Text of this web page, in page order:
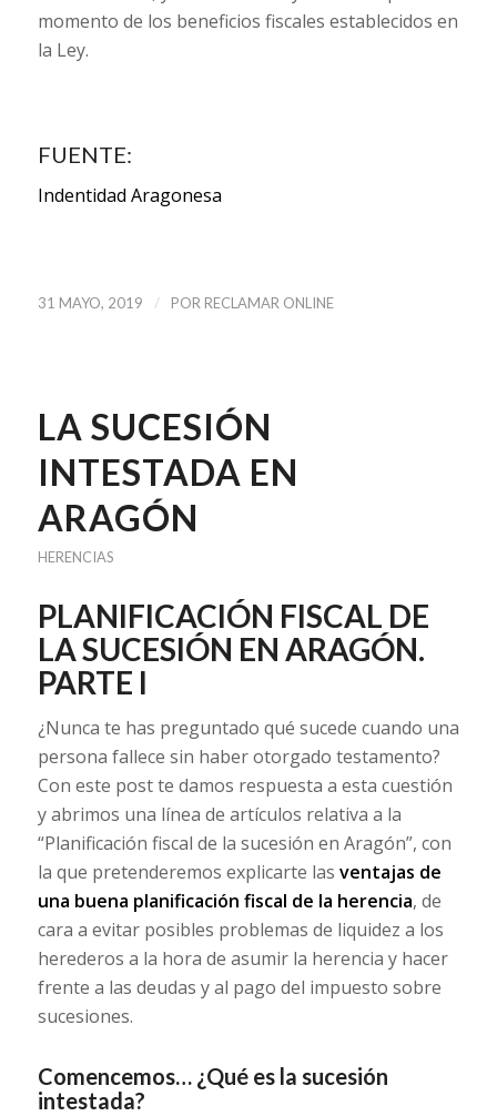
momento de los beneficios fiscales establecidos en
la Ley.
FUENTE:
Indentidad Aragonesa
31 MAYO, 2019 / POR RECLAMAR ONLINE
LA SUCESIÓN
INTESTADA EN
ARAGÓN
HERENCIAS
PLANIFICACIÓN FISCAL DE
LA SUCESIÓN EN ARAGÓN.
PARTE I
¿Nunca te has preguntado qué sucede cuando una
persona fallece sin haber otorgado testamento?
Con este post te damos respuesta a esta cuestión
y abrimos una línea de artículos relativa a la
“Planificación fiscal de la sucesión en Aragón”, con
la que pretenderemos explicarte las ventajas de
una buena planificación fiscal de la herencia, de
cara a evitar posibles problemas de liquidez a los
herederos a la hora de asumir la herencia y hacer
frente a las deudas y al pago del impuesto sobre
sucesiones.
Comencemos… ¿Qué es la sucesión
intestada?